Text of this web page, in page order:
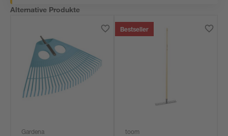
Alternative Produkte
Gardena
Bestseller
toom